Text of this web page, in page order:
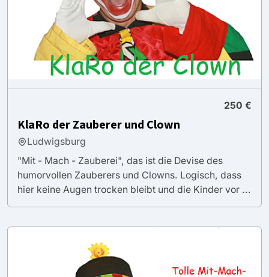
250 €
KlaRo der Zauberer und Clown
Ludwigsburg
"Mit - Mach - Zauberei", das ist die Devise des
humorvollen Zauberers und Clowns. Logisch, dass
hier keine Augen trocken bleibt und die Kinder vor ...